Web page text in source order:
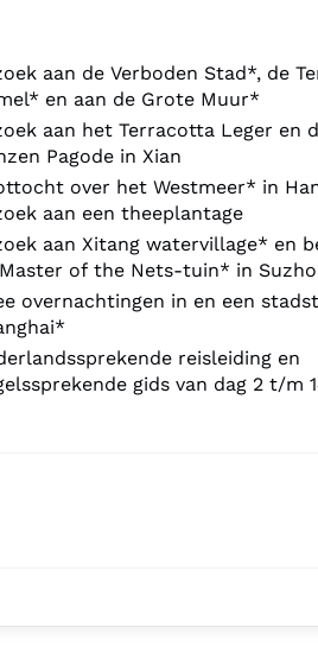
aan de Verboden Stad*, de
en aan de Grote Muur*
aan het Terracotta Leger en
Pagode in Xian
over het Westmeer* in
aan een theeplantage
aan Xitang watervillage* en
of the Nets-tuin* in
overnachtingen in en een
reisleiding en
gids van dag 2 t/m